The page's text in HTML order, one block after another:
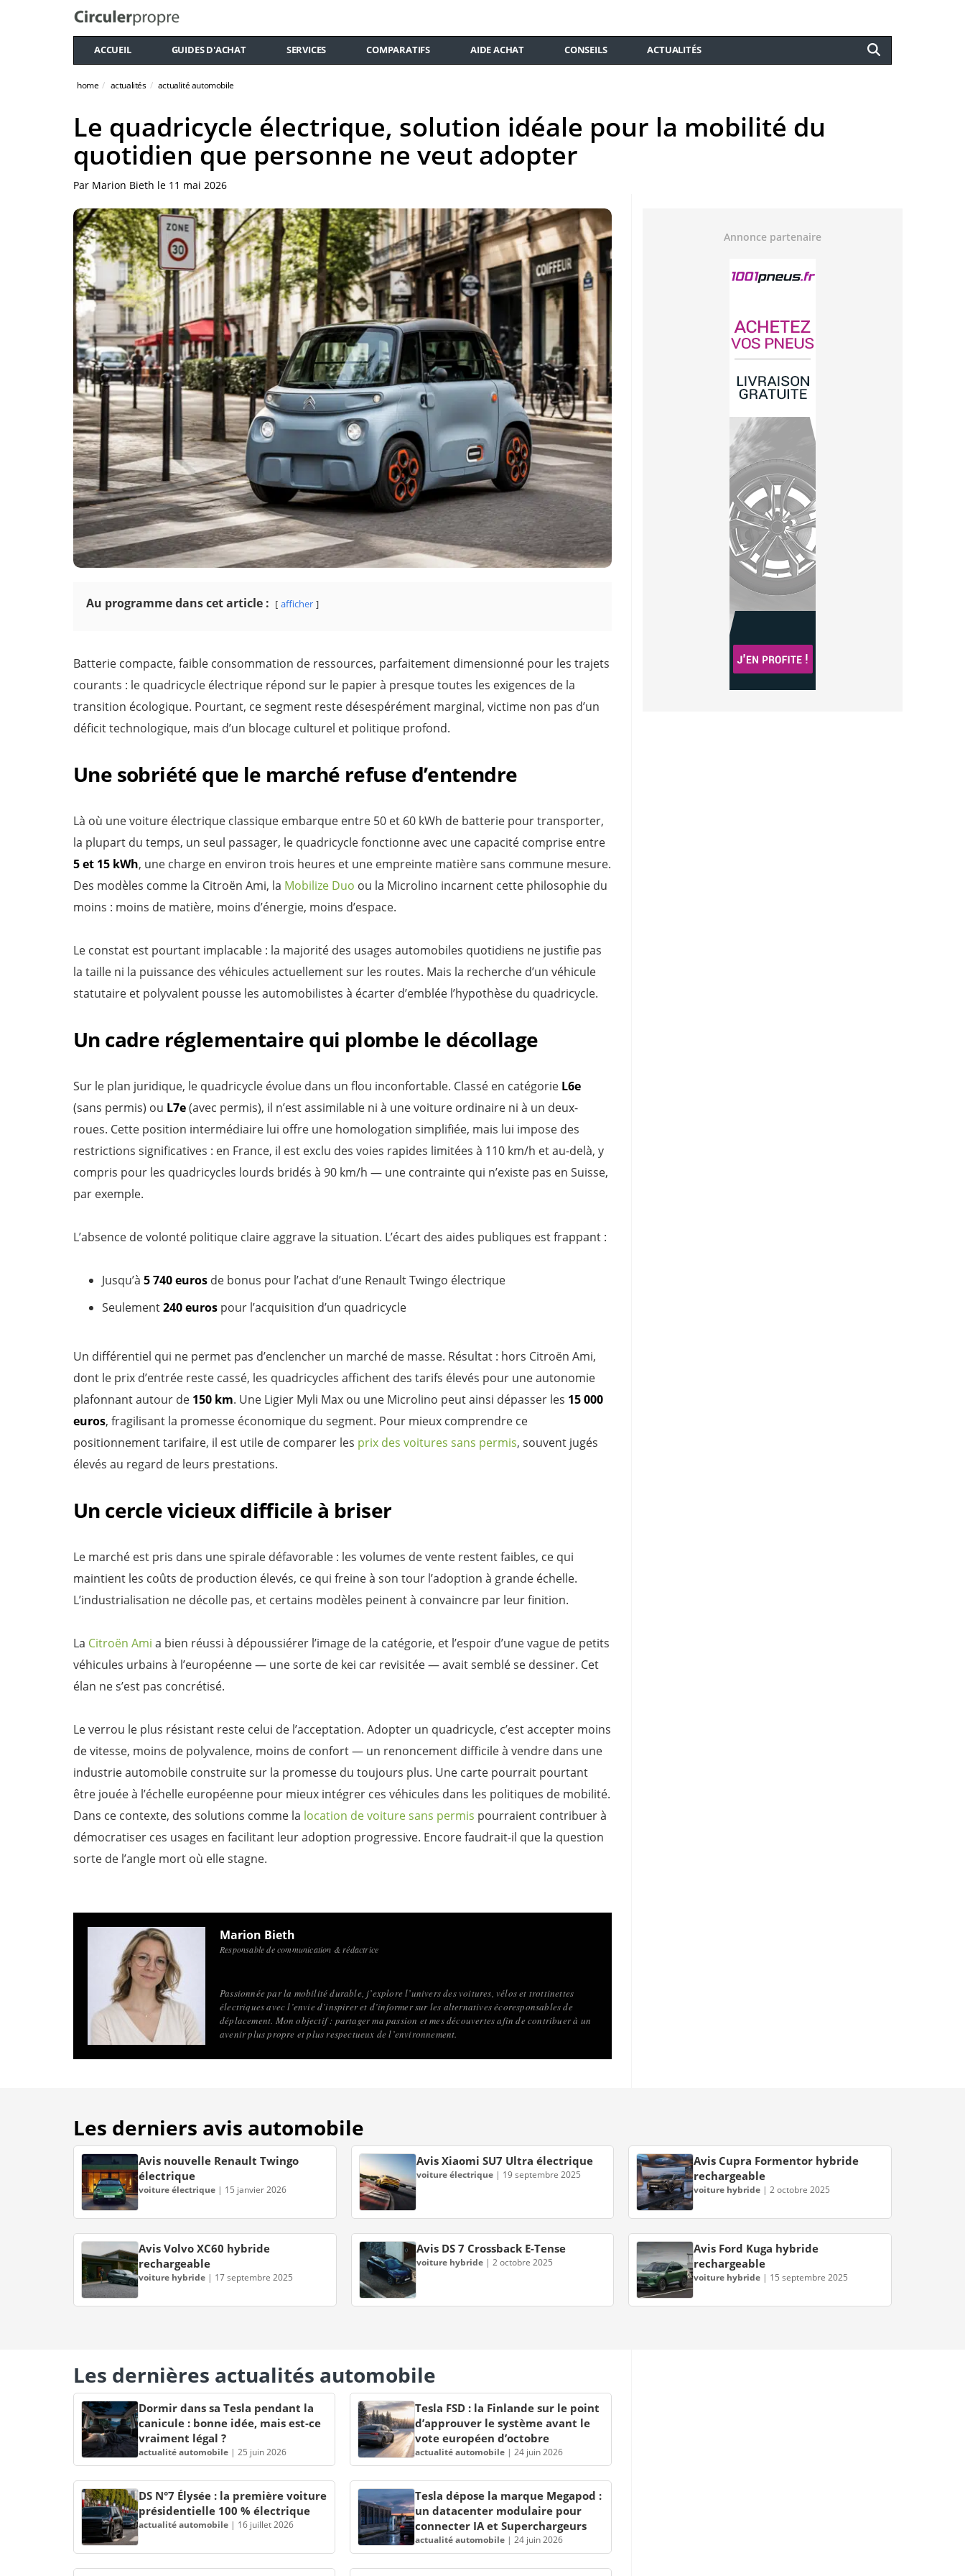
ACCUEIL GUIDES D'ACHAT SERVICES COMPARATIFS AIDE ACHAT CONSEILS ACTUALITÉS
home actualités actualité automobile
Le quadricycle électrique, solution idéale pour la mobilité du
quotidien que personne ne veut adopter
Par Marion Bieth le 11 mai 2026
Au programme dans cet article : afficher
Batterie compacte, faible consommation de ressources, parfaitement dimensionné pour les trajets
courants : le quadricycle électrique répond sur le papier à presque toutes les exigences de la
transition écologique. Pourtant, ce segment reste désespérément marginal, victime non pas d’un
déficit technologique, mais d’un blocage culturel et politique profond.
Une sobriété que le marché refuse d’entendre
Là où une voiture électrique classique embarque entre 50 et 60 kWh de batterie pour transporter,
la plupart du temps, un seul passager, le quadricycle fonctionne avec une capacité comprise entre
5 et 15 kWh, une charge en environ trois heures et une empreinte matière sans commune mesure.
Des modèles comme la Citroën Ami, la Mobilize Duo ou la Microlino incarnent cette philosophie du
moins : moins de matière, moins d’énergie, moins d’espace.
Le constat est pourtant implacable : la majorité des usages automobiles quotidiens ne justifie pas
la taille ni la puissance des véhicules actuellement sur les routes. Mais la recherche d’un véhicule
statutaire et polyvalent pousse les automobilistes à écarter d’emblée l’hypothèse du quadricycle.
Un cadre réglementaire qui plombe le décollage
Sur le plan juridique, le quadricycle évolue dans un flou inconfortable. Classé en catégorie L6e
(sans permis) ou L7e(avec permis), il n’est assimilable ni à une voiture ordinaire ni à un deux-
roues. Cette position intermédiaire lui offre une homologation simplifiée, mais lui impose des
restrictions significatives : en France, il est exclu des voies rapides limitées à 110 km/h et au-delà, y
compris pour les quadricycles lourds bridés à 90 km/h — une contrainte qui n’existe pas en Suisse,
par exemple.
L’absence de volonté politique claire aggrave la situation. L’écart des aides publiques est frappant :
Jusqu’à 5 740 euros de bonus pour l’achat d’une Renault Twingo électrique
Seulement240 euros pour l’acquisition d’un quadricycle
Un différentiel qui ne permet pas d’enclencher un marché de masse. Résultat : hors Citroën Ami,
dont le prix d’entrée reste cassé, les quadricycles affichent des tarifs élevés pour une autonomie
plafonnant autour de 150 km. Une Ligier Myli Max ou une Microlino peut ainsi dépasser les 15 000
euros, fragilisant la promesse économique du segment. Pour mieux comprendre ce
positionnement tarifaire, il est utile de comparer les prix des voitures sans permis, souvent jugés
élevés au regard de leurs prestations.
Un cercle vicieux difficile à briser
Le marché est pris dans une spirale défavorable : les volumes de vente restent faibles, ce qui
maintient les coûts de production élevés, ce qui freine à son tour l’adoption à grande échelle.
L’industrialisation ne décolle pas, et certains modèles peinent à convaincre par leur finition.
La Citroën Ami a bien réussi à dépoussiérer l’image de la catégorie, et l’espoir d’une vague de petits
véhicules urbains à l’européenne — une sorte de kei car revisitée — avait semblé se dessiner. Cet
élan ne s’est pas concrétisé.
Le verrou le plus résistant reste celui de l’acceptation. Adopter un quadricycle, c’est accepter moins
de vitesse, moins de polyvalence, moins de confort — un renoncement difficile à vendre dans une
industrie automobile construite sur la promesse du toujours plus. Une carte pourrait pourtant
être jouée à l’échelle européenne pour mieux intégrer ces véhicules dans les politiques de mobilité.
Dans ce contexte, des solutions comme la location de voiture sans permis pourraient contribuer à
démocratiser ces usages en facilitant leur adoption progressive. Encore faudrait-il que la question
sorte de l’angle mort où elle stagne.
Marion Bieth
Responsable de communication & rédactrice
Passionnée par la mobilité durable, j’explore l’univers des voitures, vélos et trottinettes
électriques avec l’envie d’inspirer et d’informer sur les alternatives écoresponsables de
déplacement. Mon objectif : partager ma passion et mes découvertes afin de contribuer à un
avenir plus propre et plus respectueux de l’environnement.
Annonce partenaire
Les derniers avis automobile
Avis nouvelle Renault Twingo
électrique
voiture électrique | 15 janvier 2026
Avis Xiaomi SU7 Ultra électrique
voiture électrique| 19 septembre 2025
Avis Cupra Formentor hybride
rechargeable
voiture hybride |2 octobre 2025
Avis Volvo XC60 hybride
rechargeable
voiture hybride | 17 septembre 2025
Avis DS 7 Crossback E-Tense
voiture hybride| 2 octobre 2025
Avis Ford Kuga hybride
rechargeable
voiture hybride | 15 septembre 2025
Les dernières actualités automobile
Dormir dans sa Tesla pendant la
canicule : bonne idée, mais est-ce
vraiment légal ?
actualité automobile | 25 juin 2026
Tesla FSD : la Finlande sur le point
d’approuver le système avant le
vote européen d’octobre
actualité automobile | 24 juin 2026
DS N°7 Élysée : la première voiture
présidentielle 100 % électrique
actualité automobile | 16 juillet 2026
Tesla dépose la marque Megapod :
un datacenter modulaire pour
connecter IA et Superchargeurs
actualité automobile | 24 juin 2026